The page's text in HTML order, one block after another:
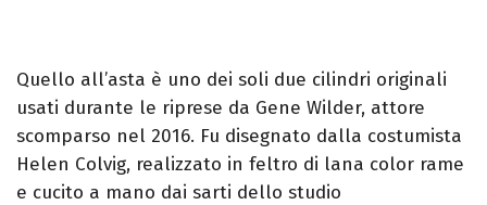
Quello all’asta è uno dei soli due cilindri originali
usati durante le riprese da Gene Wilder, attore
scomparso nel 2016. Fu disegnato dalla costumista
Helen Colvig, realizzato in feltro di lana color rame
e cucito a mano dai sarti dello studio